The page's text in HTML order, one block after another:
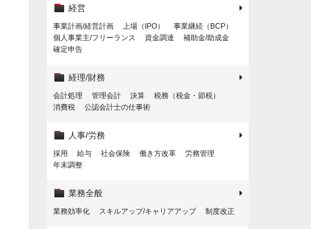
経営
事業計画/経営計画 上場（IPO）
事業継続（BCP）
個人事業主/フリーランス
資金調達
補助金/助成金
確定申告
経理/財務
会計処理 管理会計 決算
税務（税金・節税）
消費税
公認会計士の仕事術
人事/労務
採用 給与 社会保険 働き方改革
労務管理
年末調整
業務全般
業務効率化 スキルアップ/キャリアアップ 制度改正